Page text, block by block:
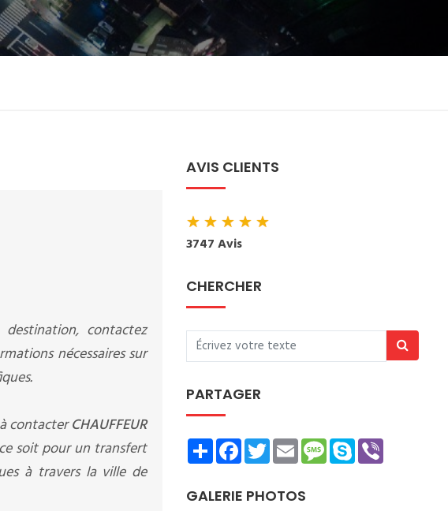
contactez
nécessaires sur
contacterCHAUFFEUR
soit pour un transfert
à travers la ville de
AVIS CLIENTS
★★★★★
3747 Avis
CHERCHER
PARTAGER
ShareFacebookTwitterEmailMessage
Skype
GALERIE PHOTOS